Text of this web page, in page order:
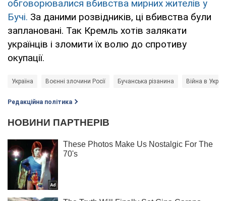
обговорювалися вбивства мирних жителів у
Бучі. За даними розвідників, ці вбивства були
заплановані. Так Кремль хотів залякати
українців і зломити їх волю до спротиву
окупації.
Україна Воєнні злочини Росії Бучанська різанина Війна в
Редакційна політика